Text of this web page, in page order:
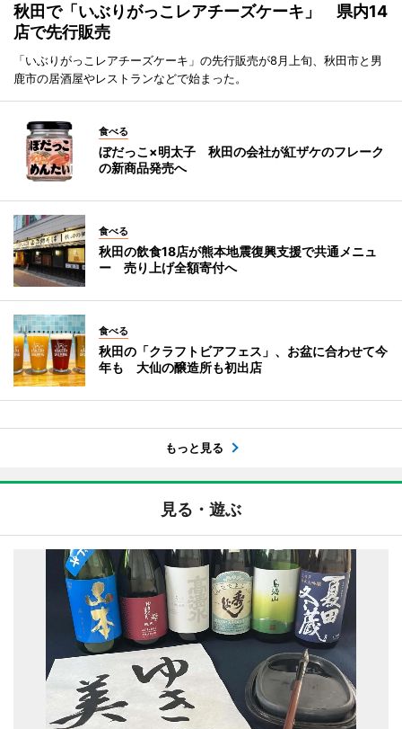
秋田で「いぶりがっこレアチーズケーキ」 県内14
店で先行販売
「いぶりがっこレアチーズケーキ」の先行販売が8月上旬、秋田市と男
鹿市の居酒屋やレストランなどで始まった。
食べる
ぼだっこ×明太子 秋田の会社が紅ザケのフレーク
の新商品発売へ
食べる
秋田の飲食18店が熊本地震復興支援で共通メニュ
ー 売り上げ全額寄付へ
食べる
秋田の「クラフトビアフェス」、お盆に合わせて今
年も 大仙の醸造所も初出店
もっと見る
見る・遊ぶ